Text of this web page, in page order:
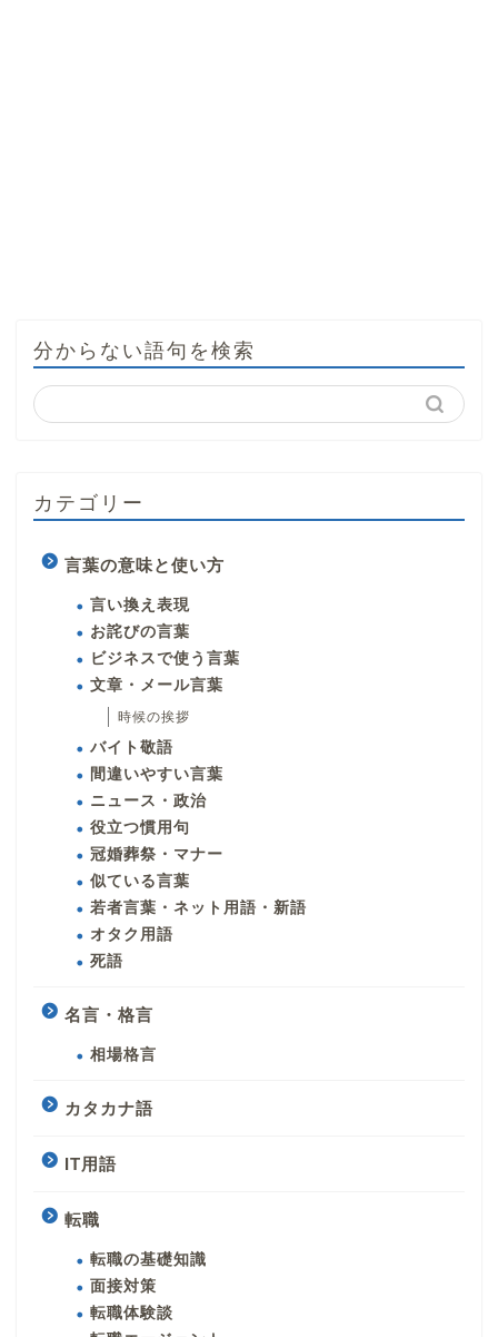
分からない語句を検索
カテゴリー
言葉の意味と使い方
言い換え表現
お詫びの言葉
ビジネスで使う言葉
文章・メール言葉
時候の挨拶
バイト敬語
間違いやすい言葉
ニュース・政治
役立つ慣用句
冠婚葬祭・マナー
似ている言葉
若者言葉・ネット用語・新語
オタク用語
死語
名言・格言
相場格言
カタカナ語
IT用語
転職
転職の基礎知識
面接対策
転職体験談